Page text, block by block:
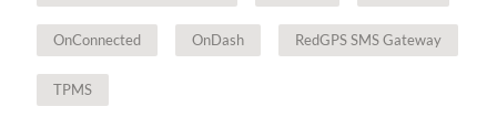
OnConnected OnDash RedGPS SMS Gateway
TPMS